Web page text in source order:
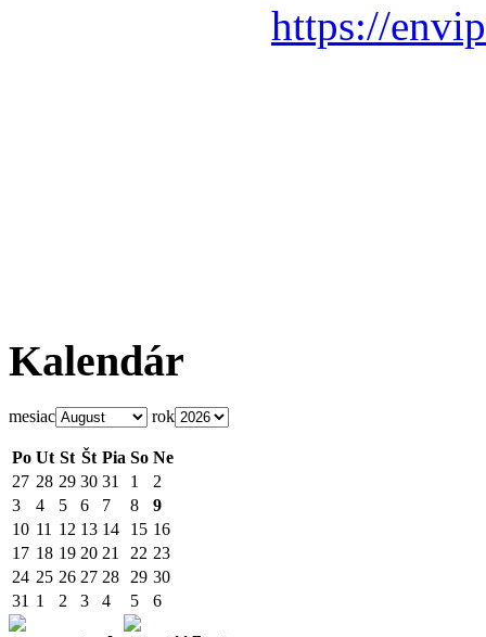
https://
Kalendár
mesiac rok
Po Ut St Št Pia So Ne
27 28 29 30 31 1
2
3
4 5 6 7 8
9
10 11 12 13 14 15 16
17 18 19 20 21 22 23
24 25 26 27 28 29 30
31 1 2 3 4 5 6